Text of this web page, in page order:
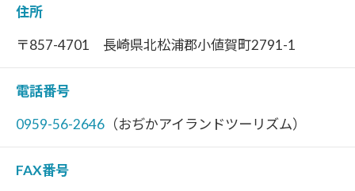
住所
〒857-4701 長崎県北松浦郡小値賀町2791-1
電話番号
0959-56-2646 （おぢかアイランドツーリズム）
FAX番号